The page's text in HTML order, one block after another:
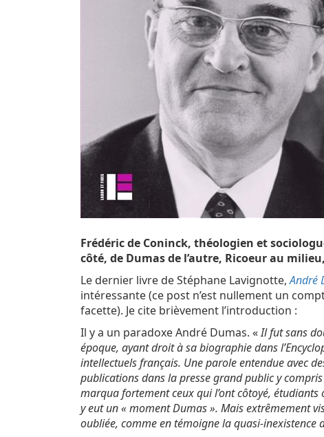
Frédéric de Coninck, théologien et
côté, de Dumas de l’autre, Ricoeur au
Le dernier livre de Stéphane Lavignotte,André
intéressante (ce post n’est nullement un
facette). Je cite brièvement l’introduction :
Il y a un paradoxe André Dumas. «Il fut sans
époque, ayant droit à sa biographie dans
intellectuels français. Une parole entendue avec
publications dans la presse grand public y
marqua fortement ceux qui l’ont côtoyé,
y eut un « moment Dumas ». Mais extrêmement
oubliée, comme en témoigne la quasi-